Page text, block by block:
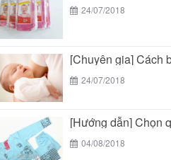
24/07/2018
24/07/2018
04/08/2018